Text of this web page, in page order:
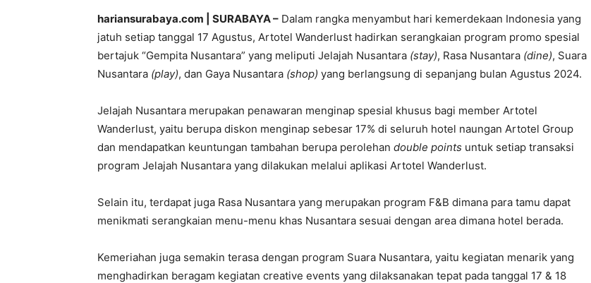
hariansurabaya.com | SURABAYA – Dalam rangka menyambut hari kemerdekaan Indonesia yang
jatuh setiap tanggal 17 Agustus, Artotel Wanderlust hadirkan serangkaian program promo spesial
bertajuk “Gempita Nusantara” yang meliputi Jelajah Nusantara (stay), Rasa Nusantara (dine), Suara
Nusantara (play), dan Gaya Nusantara (shop) yang berlangsung di sepanjang bulan Agustus 2024.
Jelajah Nusantara merupakan penawaran menginap spesial khusus bagi member Artotel
Wanderlust, yaitu berupa diskon menginap sebesar 17% di seluruh hotel naungan Artotel Group
dan mendapatkan keuntungan tambahan berupa perolehan double points untuk setiap transaksi
program Jelajah Nusantara yang dilakukan melalui aplikasi Artotel Wanderlust.
Selain itu, terdapat juga Rasa Nusantara yang merupakan program F&B dimana para tamu dapat
menikmati serangkaian menu-menu khas Nusantara sesuai dengan area dimana hotel berada.
Kemeriahan juga semakin terasa dengan program Suara Nusantara, yaitu kegiatan menarik yang
menghadirkan beragam kegiatan creative events yang dilaksanakan tepat pada tanggal 17 & 18